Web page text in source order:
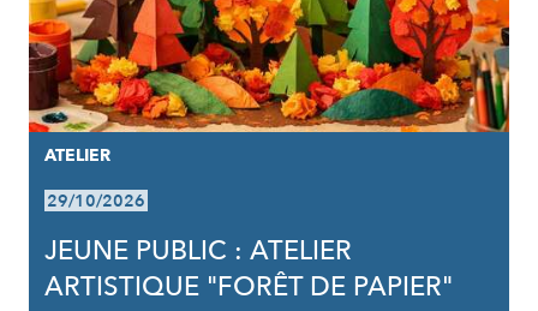
ATELIER
29/10/2026
JEUNE PUBLIC : ATELIER
ARTISTIQUE "FORÊT DE PAPIER"